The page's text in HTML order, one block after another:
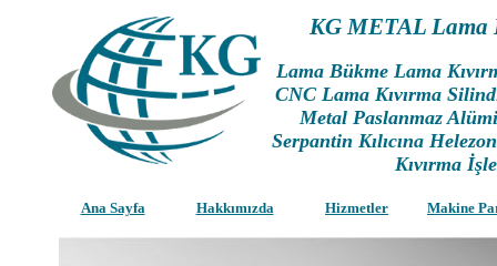
KG METAL Lama
Lama Bükme Lama
CNC Lama Kıvırma
Metal Paslanmaz
Serpantin Kılıcına
Kıvırma
Ana Sayfa Hakkımızda Hizmetler Makine